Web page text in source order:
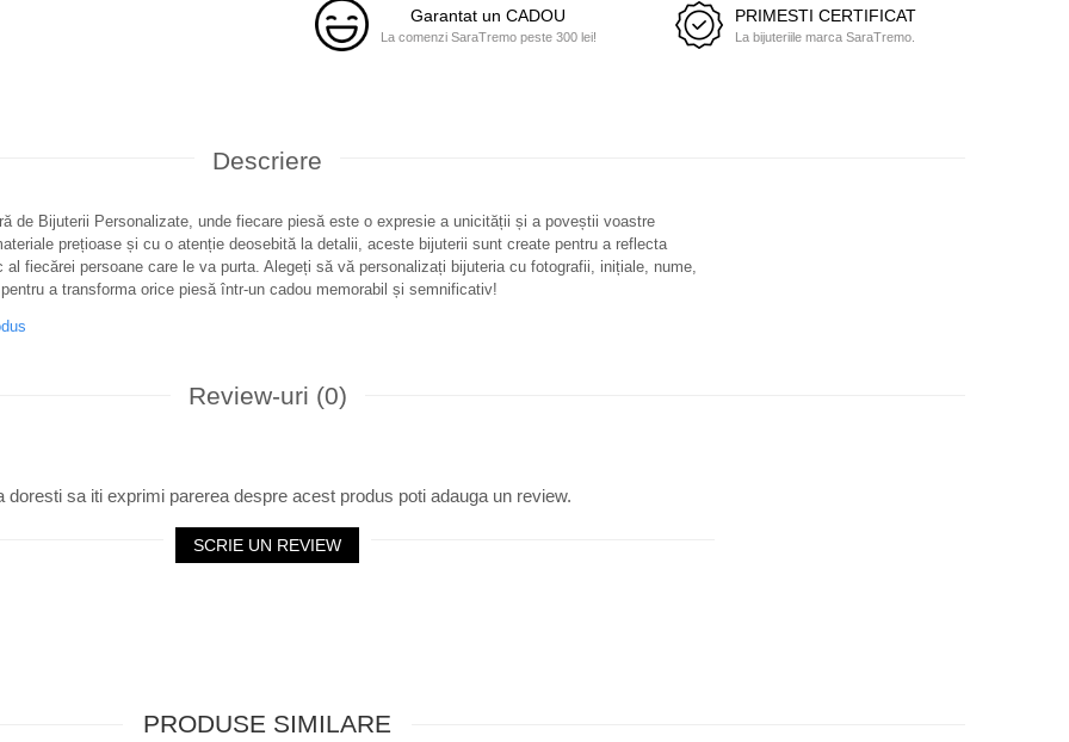
Garantat un CADOU
La comenzi SaraTremo peste 300 lei!
PRIMESTI CERTIFICAT
La bijuteriile marca SaraTremo.
Descriere
de Bijuterii Personalizate, unde fiecare piesă este o expresie a unicității și a poveștii voastre
prețioase și cu o atenție deosebită la detalii, aceste bijuterii sunt create pentru a reflecta
fiecărei persoane care le va purta. Alegeți să vă personalizați bijuteria cu fotografii, inițiale, nume,
a transforma orice piesă într-un cadou memorabil și semnificativ!
Review-uri (0)
doresti sa iti exprimi parerea despre acest produs poti adauga un review.
SCRIE UN REVIEW
PRODUSE SIMILARE